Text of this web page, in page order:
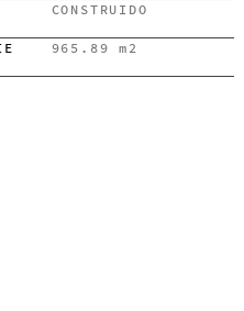
CONSTRUIDO
965.89 m2